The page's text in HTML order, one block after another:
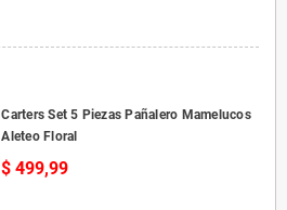
Carters Set 5 Piezas Pañalero Mamelucos
Aleteo Floral
$ 499,99